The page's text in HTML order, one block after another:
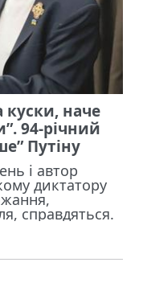
куски, наче
94-річний
Путіну
і автор
диктатору
справдяться.